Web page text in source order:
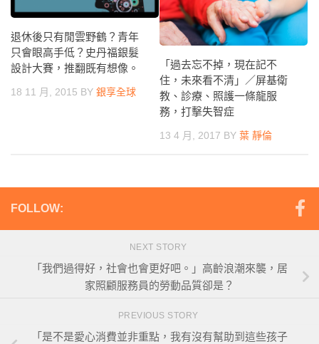
退休後只有閒雲野鶴？青年
只會眼高手低？史丹福銀髮
設計大賽，推翻既有想像。
18 11 月, 2015 BY 銀享全球
「過去忘不掉，現在記不
住，未來看不清」／屏基衛
教、診療、照護一條龍服
務，打擊失智症
13 4 月, 2017 BY 葉 靜倫
FOLLOW:
NEXT STORY
「我們過得好，社會也會更好吧。」高齡浪潮來襲，居
家照顧服務員的勞動品質卻是？
PREVIOUS STORY
「是不是愛心消費並非重點，我有沒有幫助到這些孩子